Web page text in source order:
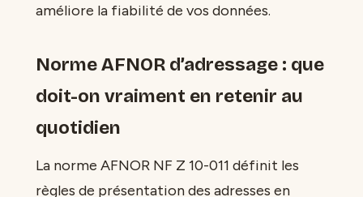
améliore la fiabilité de vos données.
Norme AFNOR d’adressage : que
doit-on vraiment en retenir au
quotidien
La norme AFNOR NF Z 10-011 définit les
règles de présentation des adresses en